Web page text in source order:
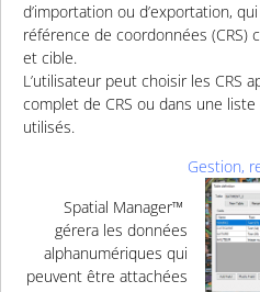
d’importation ou d’exportation,
référence de coordonnées (CRS)
et cible.
L’utilisateur peut choisir les CRS
complet de CRS ou dans une
utilisés.
Gestion,
Spatial Manager™
gérera les données
alphanumériques qui
peuvent être attachées